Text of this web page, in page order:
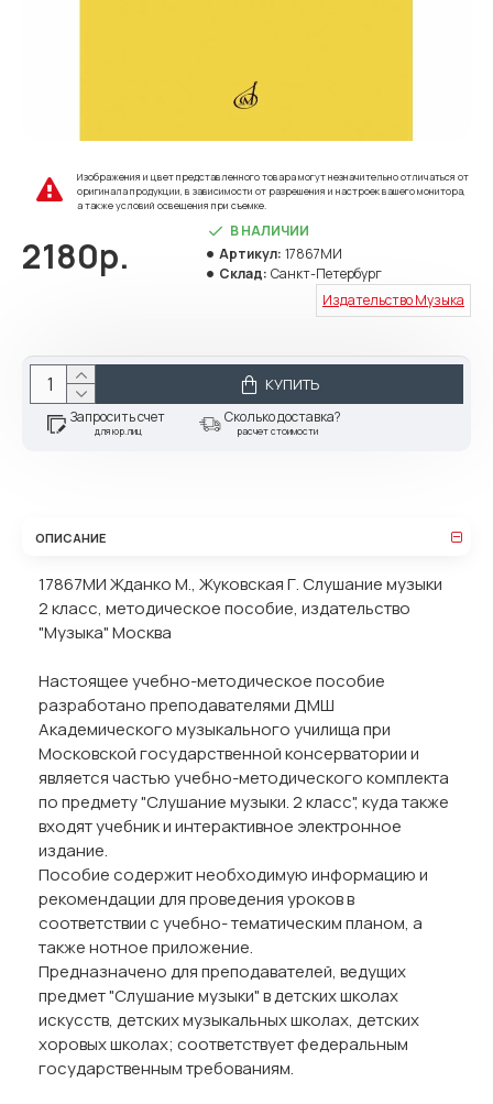
Изображения и цвет представленного товара могут незначительно отличаться от
оригинала продукции, в зависимости от разрешения и настроек вашего монитора,
а также условий освещения при съемке.
2180р.
В НАЛИЧИИ
Артикул: 17867МИ
Склад: Санкт-Петербург
Издательство Музыка
КУПИТЬ
Запросить счет
для юр.лиц
Сколько доставка?
расчет стоимости
ОПИСАНИЕ
17867МИ Жданко М., Жуковская Г. Слушание музыки
2 класс, методическое пособие, издательство
"Музыка" Москва
Настоящее учебно-методическое пособие
разработано преподавателями ДМШ
Академического музыкального училища при
Московской государственной консерватории и
является частью учебно-методического комплекта
по предмету "Слушание музыки. 2 класс", куда также
входят учебник и интерактивное электронное
издание.
Пособие содержит необходимую информацию и
рекомендации для проведения уроков в
соответствии с учебно- тематическим планом, а
также нотное приложение.
Предназначено для преподавателей, ведущих
предмет "Слушание музыки" в детских школах
искусств, детских музыкальных школах, детских
хоровых школах; соответствует федеральным
государственным требованиям.